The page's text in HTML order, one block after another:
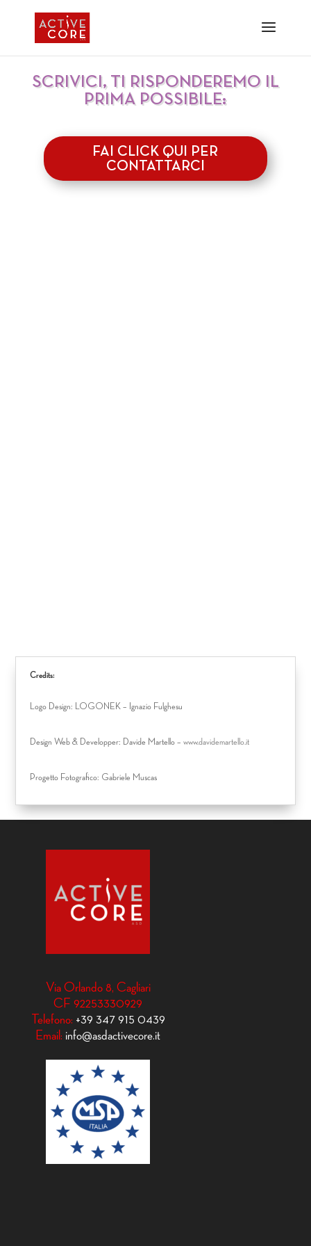
SCRIVICI, TI RISPONDEREMO IL
PRIMA POSSIBILE:
FAI CLICK QUI PER
CONTATTARCI
Credits:
Logo Design: LOGONEK – Ignazio Fulghesu
Design Web & Developper: Davide Martello –www.davidemartello.it
Progetto Fotografico: Gabriele Muscas
Via Orlando 8, Cagliari
CF 92253330929
Telefono: +39 347 915 0439
Email: info@asdactivecore.it